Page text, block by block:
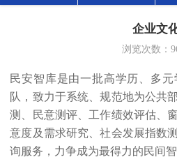
企业文
浏览次数：
民安智库是由一批高学历、多
队，致力于系统、规范地为公共
测、民意测评、工作绩效评估、
意度及需求研究、社会发展指数
询服务，力争成为最得力的民间智